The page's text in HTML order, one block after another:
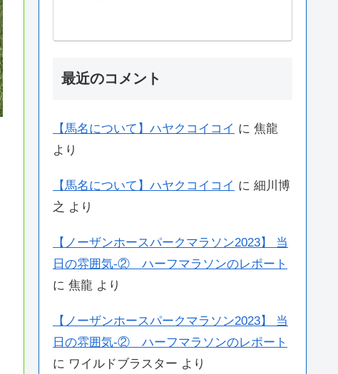
最近のコメント
【馬名について】ハヤクコイコイ に 焦龍
より
【馬名について】ハヤクコイコイ に 細川博
之 より
【ノーザンホースパークマラソン2023】 当
日の雰囲気-② ハーフマラソンのレポート
に 焦龍 より
【ノーザンホースパークマラソン2023】 当
日の雰囲気-② ハーフマラソンのレポート
に ワイルドブラスター より